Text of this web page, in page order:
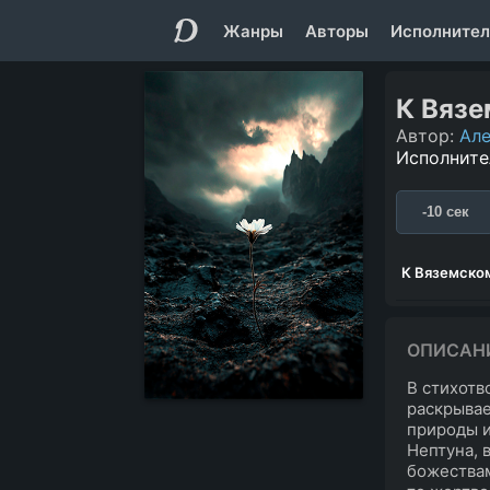
Жанры Авторы
К
Автор:
-10 сек
К
В
природы
Нептуна,